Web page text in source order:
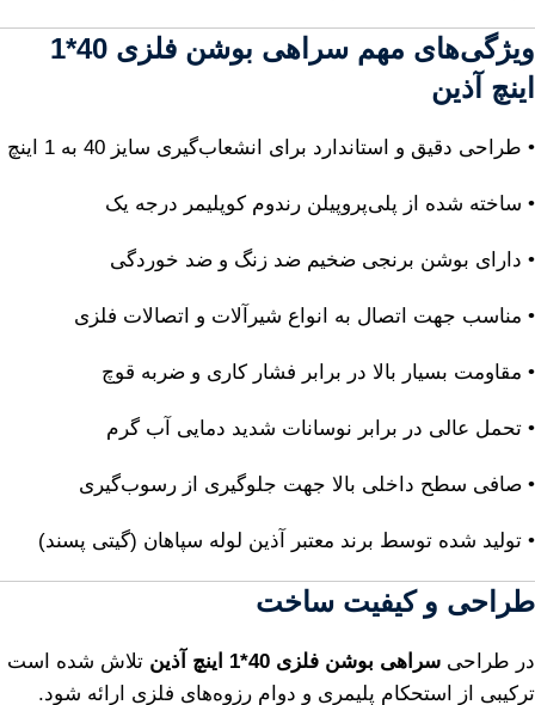
ویژگی‌های مهم
سراهی بوشن فلزی 40*1
اینچ آذین
• طراحی دقیق و استاندارد برای انشعاب‌گیری سایز 40 به 1 اینچ
• ساخته شده از پلی‌پروپیلن رندوم کوپلیمر درجه یک
• دارای بوشن برنجی ضخیم ضد زنگ و ضد خوردگی
• مناسب جهت اتصال به انواع شیرآلات و اتصالات فلزی
• مقاومت بسیار بالا در برابر فشار کاری و ضربه قوچ
• تحمل عالی در برابر نوسانات شدید دمایی آب گرم
• صافی سطح داخلی بالا جهت جلوگیری از رسوب‌گیری
• تولید شده توسط برند معتبر آذین لوله سپاهان (گیتی پسند)
طراحی و کیفیت ساخت
در طراحی سراهی بوشن فلزی 40*1 اینچ آذین
تلاش شده است
ترکیبی از استحکام پلیمری و دوام رزوه‌های فلزی ارائه شود.